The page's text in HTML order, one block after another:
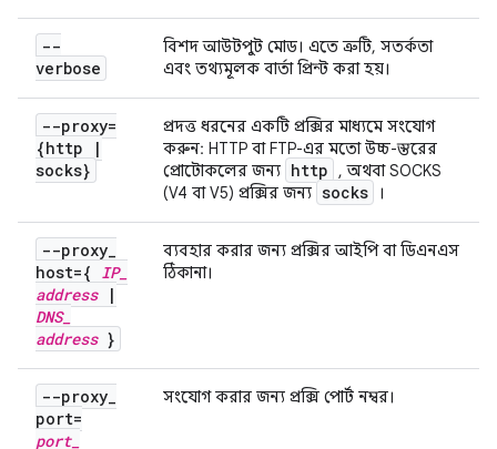
--
verbose
বিশদ আউটপুট মোড। এতে ত্রুটি, সতর্কতা
এবং তথ্যমূলক বার্তা প্রিন্ট করা হয়।
--proxy=
{http
|
socks}
প্রদত্ত ধরনের একটি প্রক্সির মাধ্যমে সংযোগ
করুন: HTTP বা FTP-এর মতো উচ্চ-স্তরের
প্রোটোকলের জন্য http
, অথবা SOCKS
(V4 বা V5) প্রক্সির জন্য socks ।
--proxy_
host={ IP_
address
|
DNS_
address}
ব্যবহার করার জন্য প্রক্সির আইপি বা ডিএনএস
ঠিকানা।
--proxy_
port=
port_
সংযোগ করার জন্য প্রক্সি পোর্ট নম্বর।